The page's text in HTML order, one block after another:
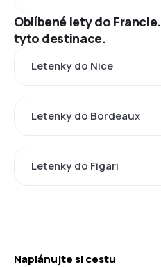
Oblíbené lety do
tyto destinace.
Letenky do Nice
Letenky do Bordeaux
Letenky do Figari
Naplánujte si cestu